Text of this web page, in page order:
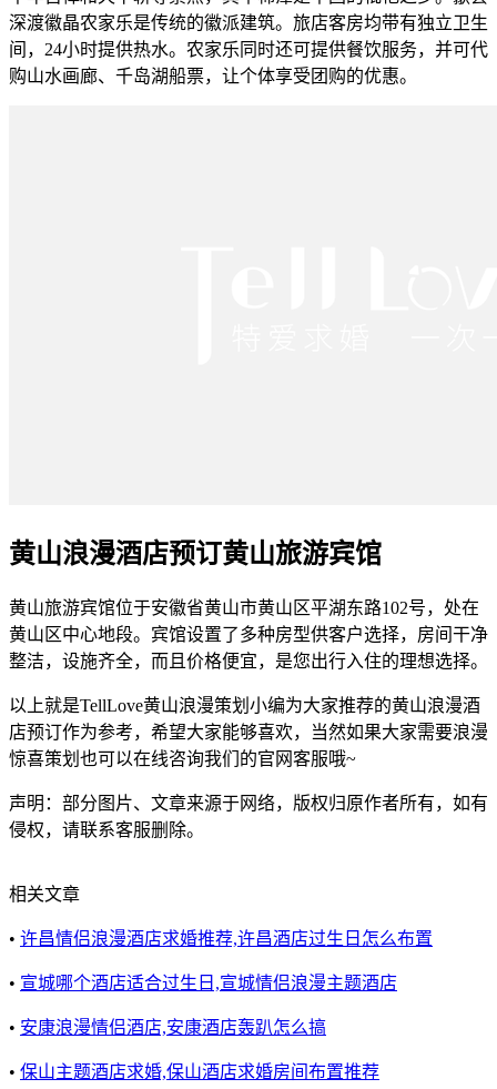
深渡徽晶农家乐是传统的徽派建筑。旅店客房均带有独立卫生
间，24小时提供热水。农家乐同时还可提供餐饮服务，并可代
购山水画廊、千岛湖船票，让个体享受团购的优惠。
黄山浪漫酒店预订黄山旅游宾馆
黄山旅游宾馆位于安徽省黄山市黄山区平湖东路102号，处在
黄山区中心地段。宾馆设置了多种房型供客户选择，房间干净
整洁，设施齐全，而且价格便宜，是您出行入住的理想选择。
以上就是TellLove黄山浪漫策划小编为大家推荐的黄山浪漫酒
店预订作为参考，希望大家能够喜欢，当然如果大家需要浪漫
惊喜策划也可以在线咨询我们的官网客服哦~
声明：部分图片、文章来源于网络，版权归原作者所有，如有
侵权，请联系客服删除。
相关文章
• 许昌情侣浪漫酒店求婚推荐,许昌酒店过生日怎么布置
• 宣城哪个酒店适合过生日,宣城情侣浪漫主题酒店
• 安康浪漫情侣酒店,安康酒店轰趴怎么搞
• 保山主题酒店求婚,保山酒店求婚房间布置推荐